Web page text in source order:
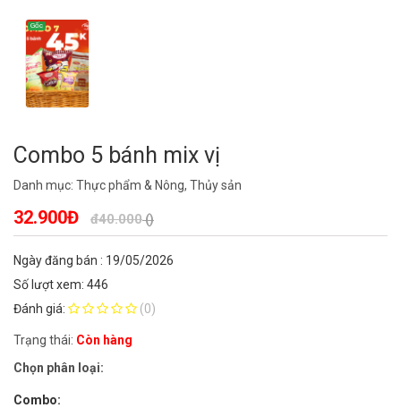
Combo 5 bánh mix vị
Danh mục: Thực phẩm & Nông, Thủy sản
32.900Đ đ40.000()
Ngày đăng bán : 19/05/2026
Số lượt xem: 446
Đánh giá:
(0)
Trạng thái: Còn hàng
Chọn phân loại:
Combo: